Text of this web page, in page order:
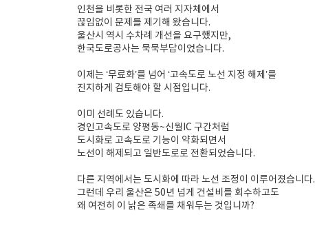
인천을 비롯한 전국 여러 지자체에서
끊임없이 문제를 제기해 왔습니다.
울산시 역시 수차례 개선을 요구했지만,
한국도로공사는 묵묵부답이었습니다.
이제는 ‘무료화’를 넘어 ‘고속도로 노선 지정 해제’를
진지하게 검토해야 할 시점입니다.
이미 선례도 있습니다.
경인고속도로 양평동~신월IC 구간처럼
도시화로 고속도로 기능이 약화되면서
노선이 해제되고 일반도로로 전환되었습니다.
다른 지역에서는 도시화에 따라 노선 조정이 이루어졌습니다.
그런데 우리 울산은 50년 넘게 건설비를 회수하고도
왜 여전히 이 낡은 족쇄를 채워두는 것입니까?